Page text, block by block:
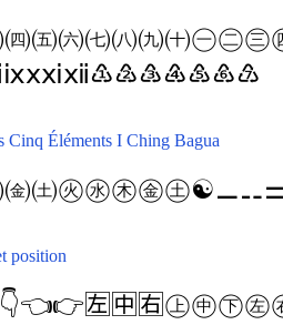
㈣㈤㈥㈦㈧㈨㈩㊀㊁㊂
ⅸⅹⅺⅻ♳♴♵♶♷♸♹
Cinq Éléments I Ching Bagua
㈮㈯㊋㊌㊍㊎㊏☯⚊⚋
position
👇👈👉🈬 🈭 🈮㊤㊥㊦㊧